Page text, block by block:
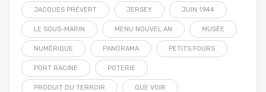
JACQUES PRÉVERT JERSEY JUIN 1944
LE SOUS-MARIN MENU NOUVEL AN MUSÉE
NUMÉRIQUE PANORAMA PETITS FOURS
PORT RACINE POTERIE
PRODUIT DU TERROIR QUE VOIR